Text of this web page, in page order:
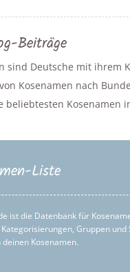
Beiträge
sind Deutsche mit ihrem
Kosenamen nach
beliebtesten Kosenamen
Liste
ist die Datenbank für
Gruppen und
Kosenamen.